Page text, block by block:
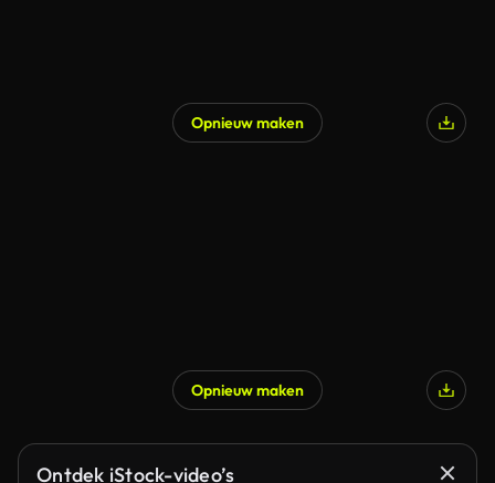
Opnieuw maken
Opnieuw maken
Ontdek iStock-video’s